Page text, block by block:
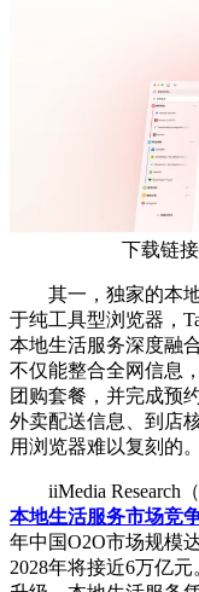
下载链接
其一，独家的本地
于纯工具型浏览器，
本地生活服务深度融
不仅能整合全网信息
团购套餐，并完成预
外卖配送信息、到店
用浏览器难以复刻的。
iiMedia Research
本地生活服务市场竞
年中国O2O市场规模
2028年将接近6万亿